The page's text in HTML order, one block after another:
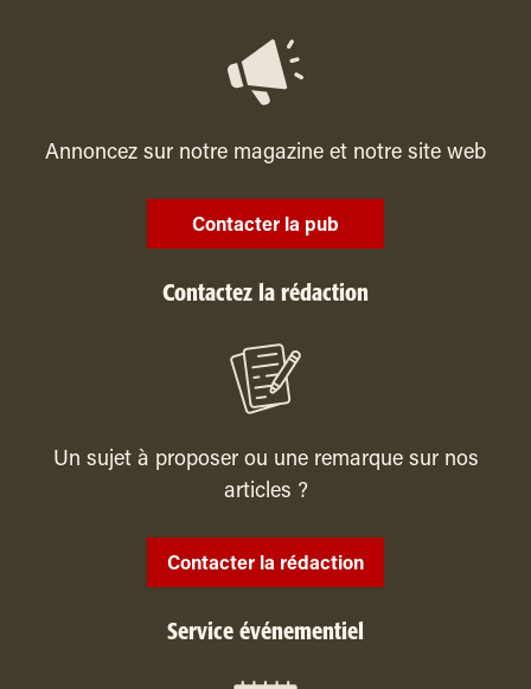
Annoncez sur notre magazine et notre site web
Contacter la pub
Contactez la rédaction
Un sujet à proposer ou une remarque sur nos
articles ?
Contacter la rédaction
Service événementiel